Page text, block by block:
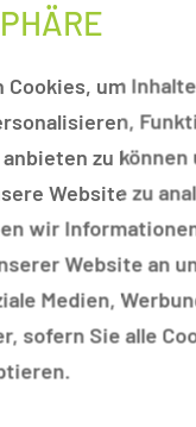
Papa Tristan Bergau
ihre kleine Merle
geht an unsere
um
zu können
Website zu
wir
Website an
Medien,
sofern Sie alle